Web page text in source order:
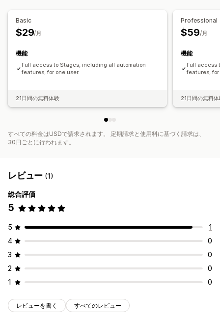
Basic
$29/月
機能
Full access to Stages, including all automation
features, for one user.
21日間の無料体験
Professional
$59/月
機能
Full access
features,
21日間の無料
すべての料金はUSDで請求されます。 定期請求と使用料に基づく請求は、
30日ごとに行われます。
レビュー (1)
総合評価
5
5
1
4
0
3
0
2
0
1
0
レビューを書く すべてのレビュー